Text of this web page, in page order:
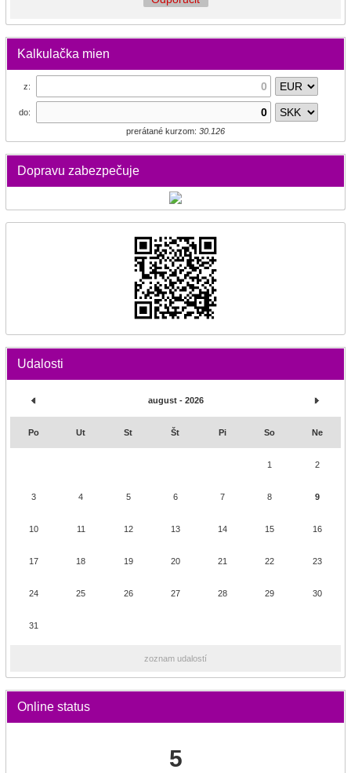
Kalkulačka mien
z:
do:
prerátané kurzom: 30.126
Dopravu zabezpečuje
Udalosti
august - 2026
Po Ut St Št Pi So Ne
1 2
3 4 5 6 7 8 9
10 11 12 13 14 15 16
17 18 19 20 21 22 23
24 25 26 27 28 29 30
31
zoznam udalostí
Online status
5